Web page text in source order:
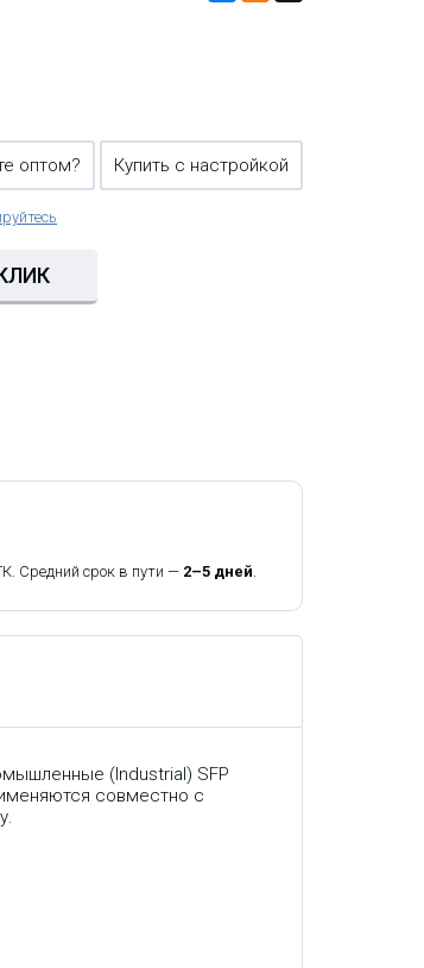
оптом? Купить с настройкой
Средний срок в пути — 2–5 дней.
(Industrial) SFP
совместно с